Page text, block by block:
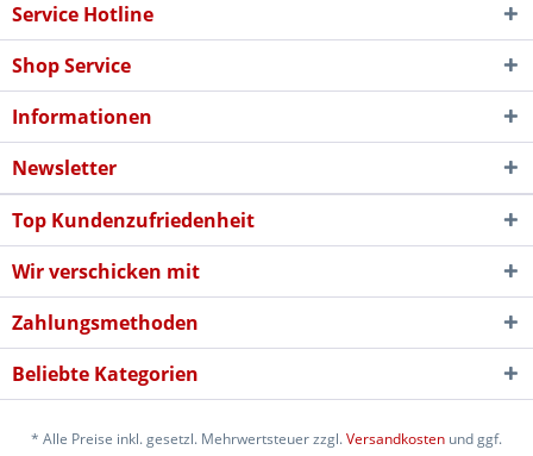
Service Hotline
Shop Service
Informationen
Newsletter
Top Kundenzufriedenheit
Wir verschicken mit
Zahlungsmethoden
Beliebte Kategorien
* Alle Preise inkl. gesetzl. Mehrwertsteuer zzgl.Versandkosten und ggf.